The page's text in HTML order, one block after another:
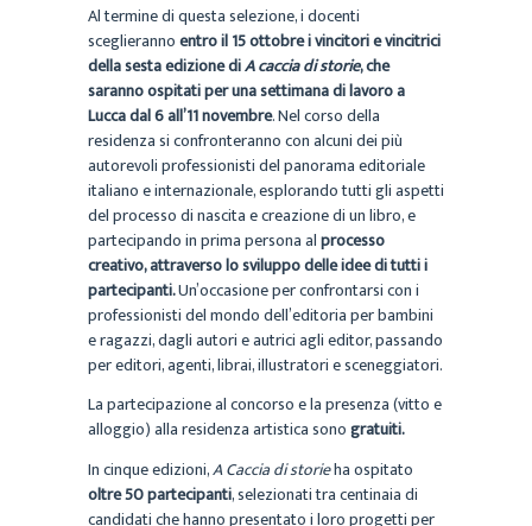
Al termine di questa selezione, i docenti
sceglierannoentro il 15 ottobre i vincitori e vincitrici
della sesta edizione diA caccia di storie,che
saranno ospitati per una settimana di lavoro a
Lucca dal 6 all’11 novembre. Nel corso della
residenza si confronteranno con alcuni dei più
autorevoli professionisti del panorama editoriale
italiano e internazionale, esplorando tutti gli aspetti
del processo di nascita e creazione di un libro, e
partecipando in prima persona alprocesso
creativo, attraverso lo sviluppo delle idee di tutti i
partecipanti.Un’occasione per confrontarsi con i
professionisti del mondo dell’editoria per bambini
e ragazzi, dagli autori e autrici agli editor, passando
per editori, agenti, librai, illustratori e sceneggiatori.
La partecipazione al concorso e la presenza (vitto e
alloggio) alla residenza artistica sonogratuiti.
In cinque edizioni,A Caccia di storieha ospitato
oltre 50 partecipanti, selezionati tra centinaia di
candidati che hanno presentato i loro progetti per